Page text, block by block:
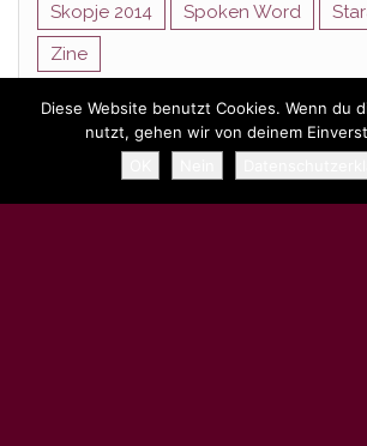
Skopje 2014
Spoken Word
Zine
Stolz präsentiert von WordPress |
Diese Website benutzt Cookies. Wenn du
nutzt, gehen wir von deinem